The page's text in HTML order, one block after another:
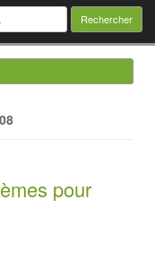
:
pour